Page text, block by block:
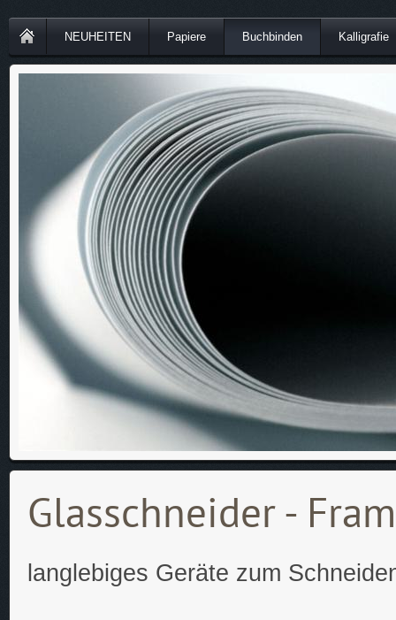
NEUHEITEN Papiere Buchbinden Kalligrafie
Glasschneider -
langlebiges Geräte zum